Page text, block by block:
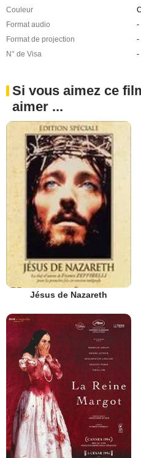
Couleur
Format audio
-
Format de projection
-
N° de Visa
-
Si vous aimez ce
aimer ...
Jésus de Nazareth